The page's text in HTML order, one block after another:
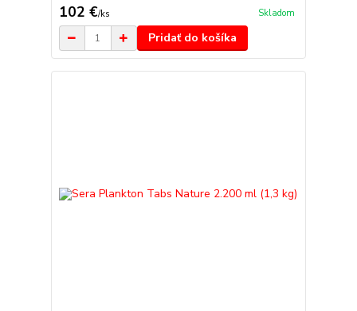
102 €/ks Skladom
Pridať do košíka